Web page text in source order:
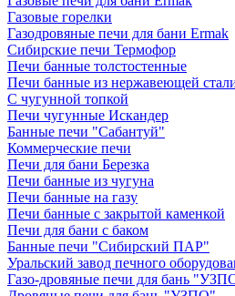
Газовые горелки
Газодровяные печи для бани Ermak
Сибирские печи Термофор
Печи банные толстостенные
Печи банные из нержавеющей
С чугунной топкой
Печи чугунные Искандер
Банные печи "Сабантуй"
Коммерческие печи
Печи для бани Березка
Печи банные из чугуна
Печи банные на газу
Печи банные с закрытой каменкой
Печи для бани с баком
Банные печи "Сибирский ПАР"
Уральский завод печного
Газо-дровяные печи для бань